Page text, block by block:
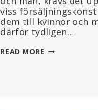
viss
dem till kvinnor och
därför tydligen…
READ MORE HPV-